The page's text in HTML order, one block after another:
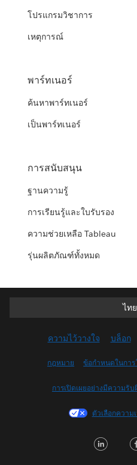
โปรแกรมวิชาการ
เหตุการณ์
พาร์ทเนอร์
ค้นหาพาร์ทเนอร์
เป็นพาร์ทเนอร์
การสนับสนุน
ฐานความรู้
การเรียนรู้และใบรับรอง
ความช่วยเหลือ Tableau
รุ่นผลิตภัณฑ์ทั้งหมด
ไทย
ไทย
Français
Français
日
ความไว้วางใจ บล็อก
กฎหมาย ข้อกำหนดในการ
การเปิดเผยอย่างมีความรั
ตัวเลือกควา